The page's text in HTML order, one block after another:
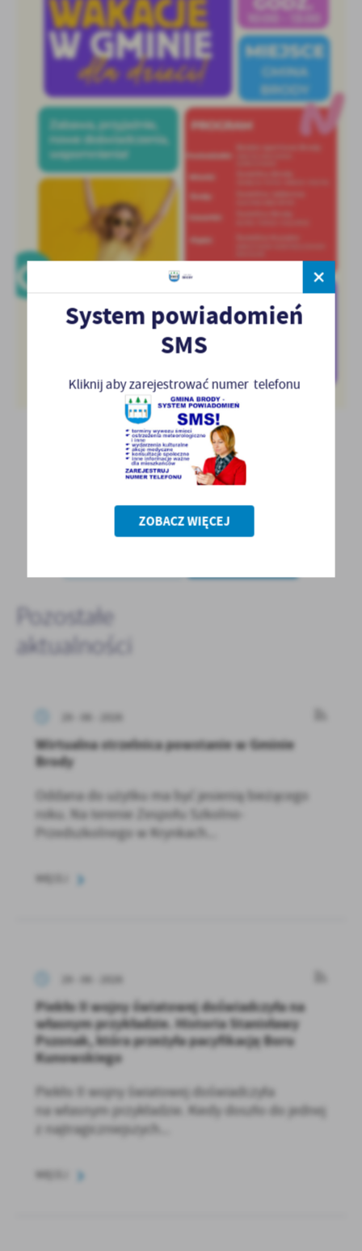
POWRÓT
Pozostałe
aktualności
29 - 06 - 2026
Wirtualna strzelnica powstanie w Gminie
Brody
Oddana do użytku ma być jesienią bieżącego
roku. Na terenie Zespołu Szkolno-
Przedszkolnego w Krynkach...
29 - 06 - 2026
Piekło II wojny światowej doświadczyła na
własnym przykładzie. Historia Stanisławy
Pszonak, która przeżyła pacyfikację Boru
Kunowskiego
Piekło II wojny światowej doświadczyła
na własnym przykładzie. Kiedy doszło do jednej
z najtragiczniejszych...
System powiadomień
SMS
Kliknij aby zarejestrować numer telefonu
ZOBACZ WIĘCEJ